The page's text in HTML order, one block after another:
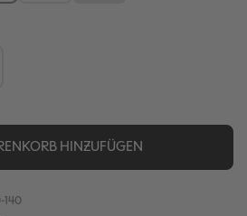
Gib den gewünschten
HINZUFÜGEN
140